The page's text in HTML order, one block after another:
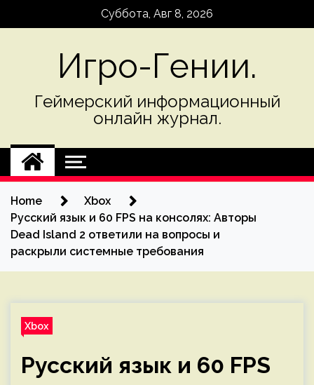
Суббота, Авг 8, 2026
Игро-Гении.
Геймерский информационный
онлайн журнал.
Home
Xbox
Русский язык и 60 FPS на консолях: Авторы
Dead Island 2 ответили на вопросы и
раскрыли системные требования
Xbox
Русский язык и 60 FPS